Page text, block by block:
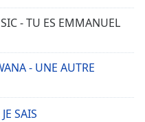
- TU ES EMMANUEL
- UNE AUTRE
SAIS